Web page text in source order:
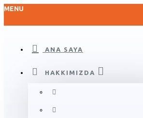
MENU
ANA SAYA
HAKKIMIZDA